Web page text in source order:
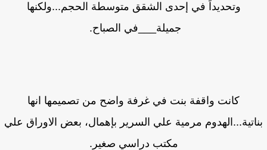
وتحديداً في إحدى الشقق متوسطة الحجم...ولكنها
جميلة___في الصباح.
كانت واقفة بنت في غرفة واضح من تصميمها انها
مرمية علي السرير بإهمال، بعض الاوراق علي
مكتب دراسي صغير.